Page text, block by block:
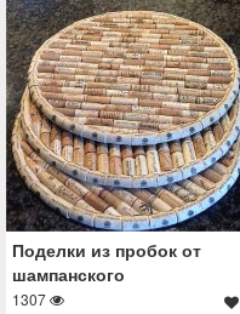
Поделки из пробок от
шампанского
1307